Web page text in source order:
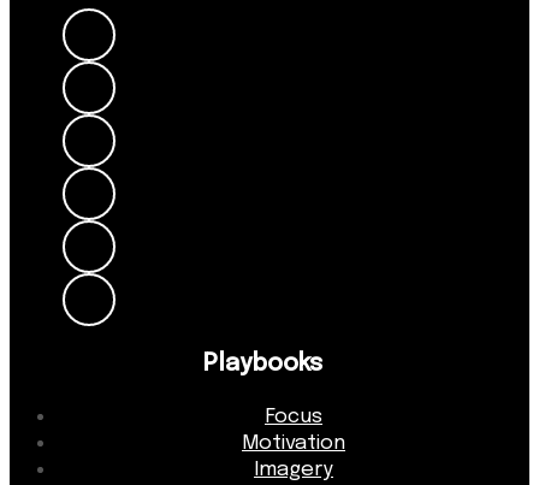
Playbooks
Focus
Motivation
Imagery